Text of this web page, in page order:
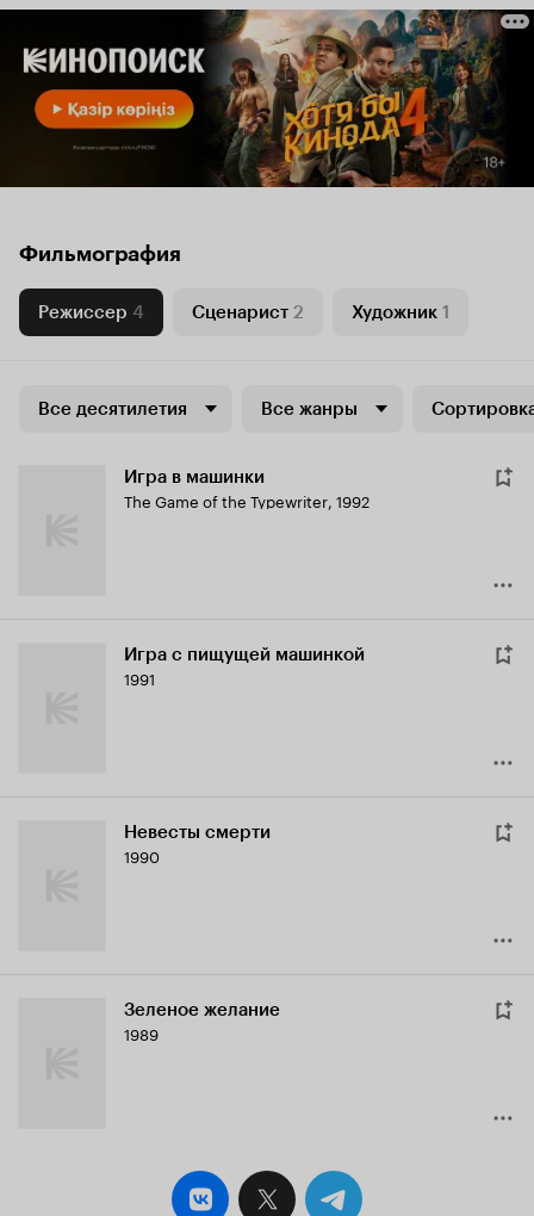
Фильмография
Режиссер 4 Сценарист 2 Художник 1
Все десятилетия Все жанры
Игра в машинки
The Game of the Typewriter, 1992
Игра с пищущей машинкой
1991
Невесты смерти
1990
Зеленое желание
1989